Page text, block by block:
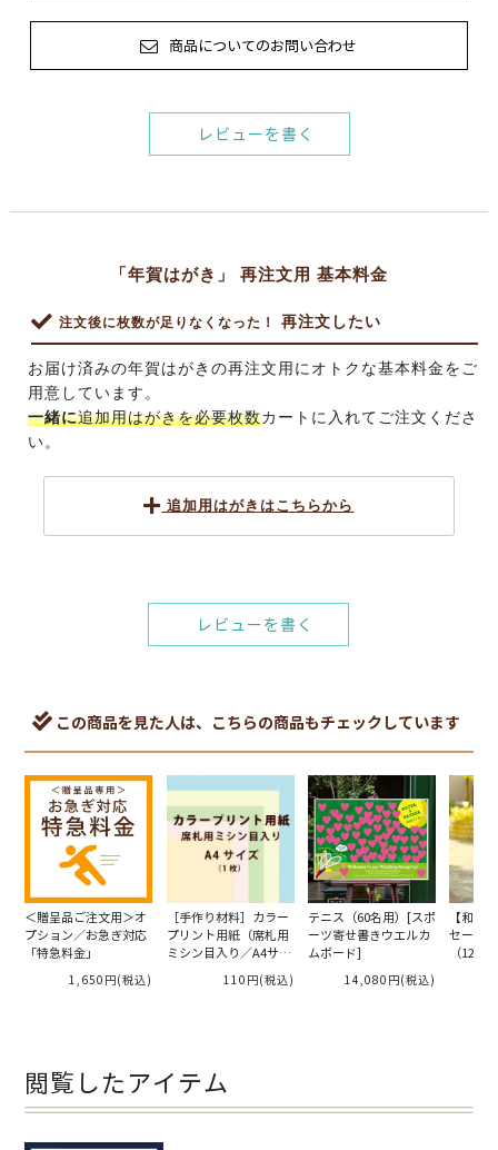
商品についてのお問い合わせ
レビューを書く
「年賀はがき」 再注文用 基本料金
注文後に枚数が足りなくなった！ 再注文したい
お届け済みの年賀はがきの再注文用にオトクな基本料金をご
用意しています。
一緒に追加用はがきを必要枚数カートに入れてご注文くださ
い。
追加用はがきはこちらから
レビューを書く
この商品を見た人は、こちらの商品もチェックしています
＜贈呈品ご注文用＞オ
プション／お急ぎ対応
「特急料金」
1,650円(税込)
［手作り材料］カラー
プリント用紙（席札用
ミシン目入り／A4サイ
110円(税込)
テニス（60名用）[スポ
ーツ寄せ書きウエルカ
ムボード]
14,080円(税込)
【和風
セージ
（120
閲覧したアイテム